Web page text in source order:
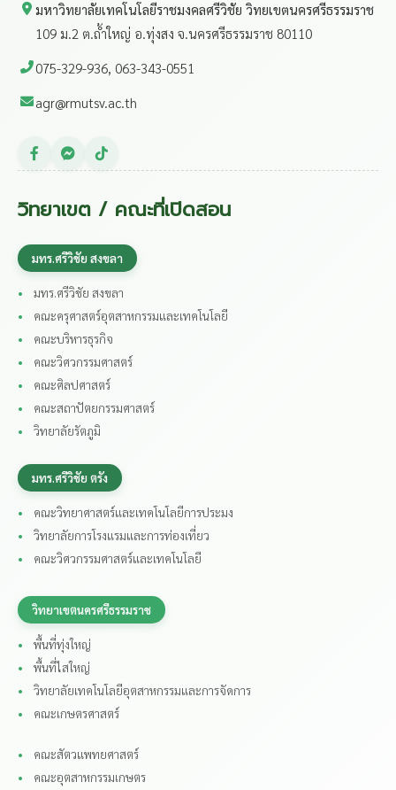
มหาวิทยาลัยเทคโนโลยีราชมงคลศรีวิชัย วิทยเขตนครศรีธรรมราช
109 ม.2 ต.ถ้ำใหญ่ อ.ทุ่งสง จ.นครศรีธรรมราช 80110
075-329-936, 063-343-0551
agr@rmutsv.ac.th
วิทยาเขต / คณะที่เปิดสอน
มทร.ศรีวิชัย สงขลา
มทร.ศรีวิชัย สงขลา
คณะครุศาสตร์อุตสาหกรรมและเทคโนโลยี
คณะบริหารธุรกิจ
คณะวิศวกรรมศาสตร์
คณะศิลปศาสตร์
คณะสถาปัตยกรรมศาสตร์
วิทยาลัยรัตภูมิ
มทร.ศรีวิชัย ตรัง
คณะวิทยาศาสตร์และเทคโนโลยีการประมง
วิทยาลัยการโรงแรมและการท่องเที่ยว
คณะวิศวกรรมศาสตร์และเทคโนโลยี
วิทยาเขตนครศรีธรรมราช
พื้นที่ทุ่งใหญ่
พื้นที่ไสใหญ่
วิทยาลัยเทคโนโลยีอุตสาหกรรมและการจัดการ
คณะเกษตรศาสตร์
คณะสัตวแพทยศาสตร์
คณะอุตสาหกรรมเกษตร